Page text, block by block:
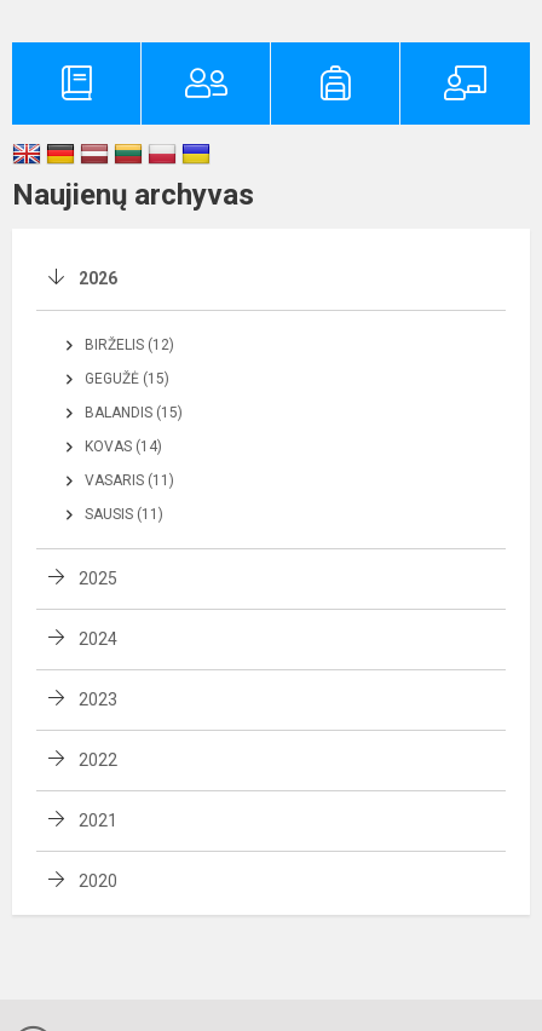
Naujienų archyvas
2026
BIRŽELIS (12)
GEGUŽĖ (15)
BALANDIS (15)
KOVAS (14)
VASARIS (11)
SAUSIS (11)
2025
2024
2023
2022
2021
2020